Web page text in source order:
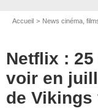
Accueil News cinéma,
Netflix :
voir en
de